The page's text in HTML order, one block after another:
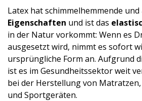
Latex hat schimmelhemmende und
Eigenschaften und ist das
in der Natur vorkommt: Wenn es
ausgesetzt wird, nimmt es sofort
ursprüngliche Form an. Aufgrund
ist es im Gesundheitssektor weit
bei der Herstellung von
und Sportgeräten.